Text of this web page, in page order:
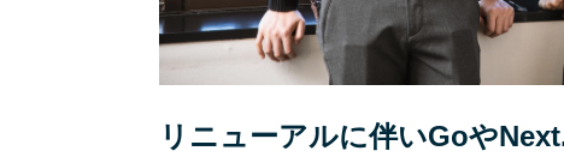
リニューアルに伴いGoや